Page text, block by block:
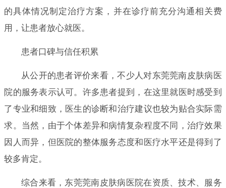
的具体情况制定治疗方案，并在诊疗前充分沟通相关费
用，让患者放心就医。
患者口碑与信任积累
从公开的患者评价来看，不少人对东莞莞南皮肤病医
院的服务表示认可。许多患者提到，在这里就医时感受到
了专业和细致，医生的诊断和治疗建议也较为贴合实际需
求。当然，由于个体差异和病情复杂程度不同，治疗效果
因人而异，但医院的整体服务态度和医疗水平还是得到了
较多肯定。
综合来看，东莞莞南皮肤病医院在资质、技术、服务